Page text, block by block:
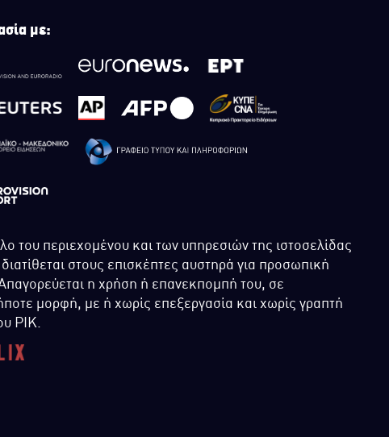
με:
του περιεχομένου και των υπηρεσιών της ιστοσελίδας
στους επισκέπτες αυστηρά για προσωπική
η χρήση ή επανεκπομπή του, σε
μορφή, με ή χωρίς επεξεργασία και χωρίς γραπτή
ΡΙΚ.